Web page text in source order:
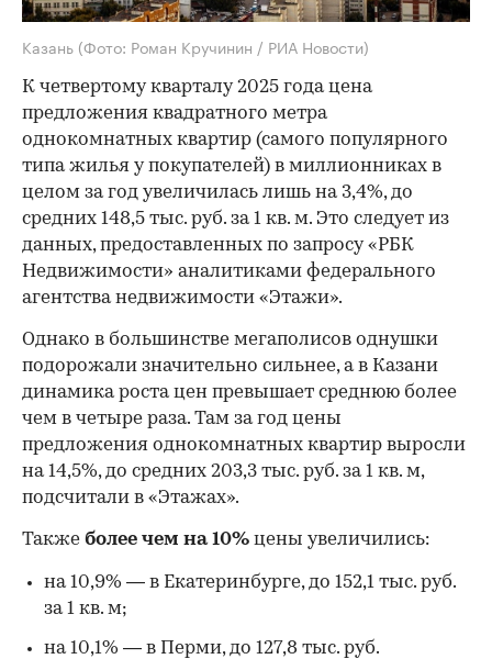
Казань (Фото: Роман Кручинин / РИА Новости)
К четвертому кварталу 2025 года цена
предложения квадратного метра
однокомнатных квартир (самого популярного
типа жилья у покупателей) в миллионниках в
целом за год увеличилась лишь на 3,4%, до
средних 148,5 тыс. руб. за 1 кв. м. Это следует из
данных, предоставленных по запросу «РБК
Недвижимости» аналитиками федерального
агентства недвижимости «Этажи».
Однако в большинстве мегаполисов однушки
подорожали значительно сильнее, а в Казани
динамика роста цен превышает среднюю более
чем в четыре раза. Там за год цены
предложения однокомнатных квартир выросли
на 14,5%, до средних 203,3 тыс. руб. за 1 кв. м,
подсчитали в «Этажах».
Также более чем на 10% цены увеличились:
на 10,9% — в Екатеринбурге, до 152,1 тыс. руб.
за 1 кв. м;
на 10,1% — в Перми, до 127,8 тыс. руб.